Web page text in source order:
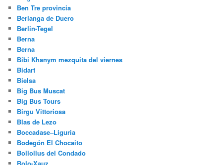
Ben Tre provincia
Berlanga de Duero
Berlin-Tegel
Berna
Berna
Bibi Khanym mezquita del viernes
Bidart
Bielsa
Big Bus Muscat
Big Bus Tours
Birgu Vittoriosa
Blas de Lezo
Boccadase–Liguria
Bodegón El Chocaito
Bollollus del Condado